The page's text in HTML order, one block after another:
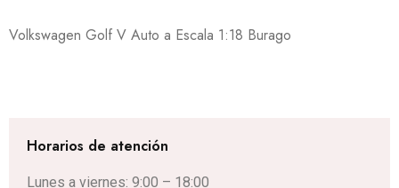
Volkswagen Golf V Auto a Escala 1:18 Burago
Horarios de atención
Lunes a viernes: 9:00 – 18:00